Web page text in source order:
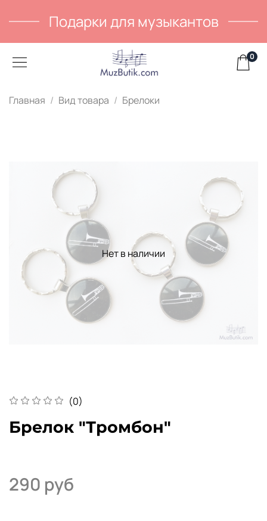
Подарки для музыкантов
0
Главная Вид товара Брелоки
Нет в наличии
(0)
Брелок "Тромбон"
290 руб